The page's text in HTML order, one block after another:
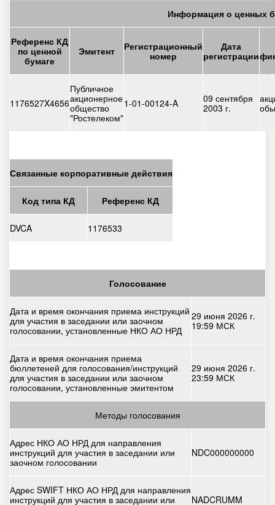
Информация о ценных
Референс КД
по ценной
бумаге
Эмитент
Регистрационный
номер
Дата
регистрации
1176527X4656
Публичное
акционерное
общество
"Ростелеком"
1-01-00124-A
09 сентября
2003 г.
Связанные корпоративные действия
Код типа КД Референс КД
DVCA 1176533
Голосование
Дата и время окончания приема инструкций
для участия в заседании или заочном
голосовании, установленные НКО АО НРД
29 июня 2026 г.
19:59 МСК
Дата и время окончания приема
бюллетеней для голосования/инструкций
для участия в заседании или заочном
голосовании, установленные эмитентом
29 июня 2026 г.
23:59 МСК
Методы голосования
Адрес НКО АО НРД для направления
инструкций для участия в заседании или
заочном голосовании
NDC000000000
Адрес SWIFT НКО АО НРД для направления
инструкций для участия в заседании или
NADCRUMM